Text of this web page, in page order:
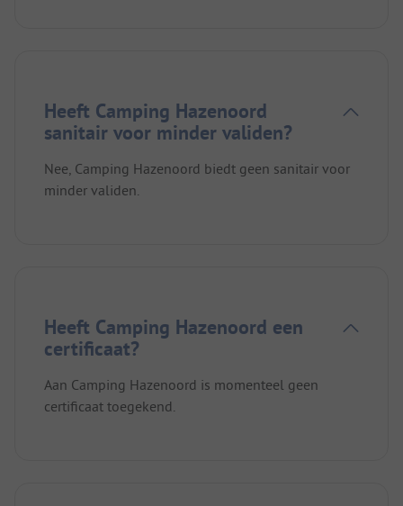
Heeft Camping Hazenoord
sanitair voor minder validen?
Nee, Camping Hazenoord biedt geen sanitair voor
minder validen.
Heeft Camping Hazenoord een
certificaat?
Aan Camping Hazenoord is momenteel geen
certificaat toegekend.